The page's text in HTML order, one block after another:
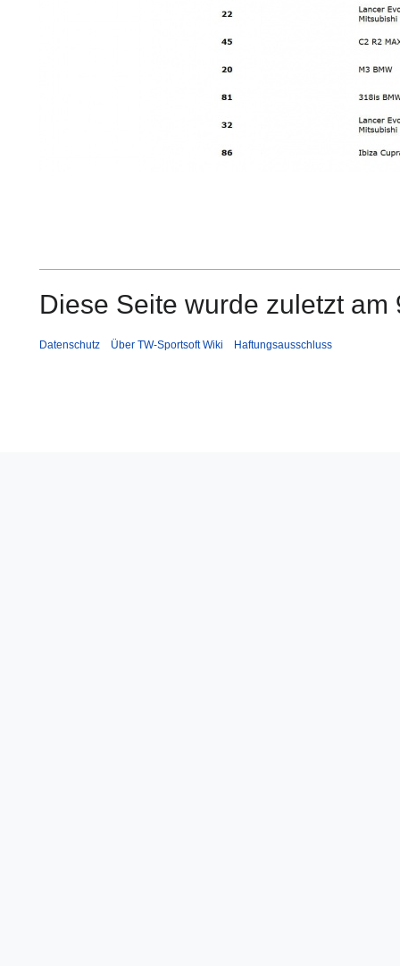
Diese Seite wurde zuletzt
Datenschutz Über TW-Sportsoft Wiki Haftungsausschluss